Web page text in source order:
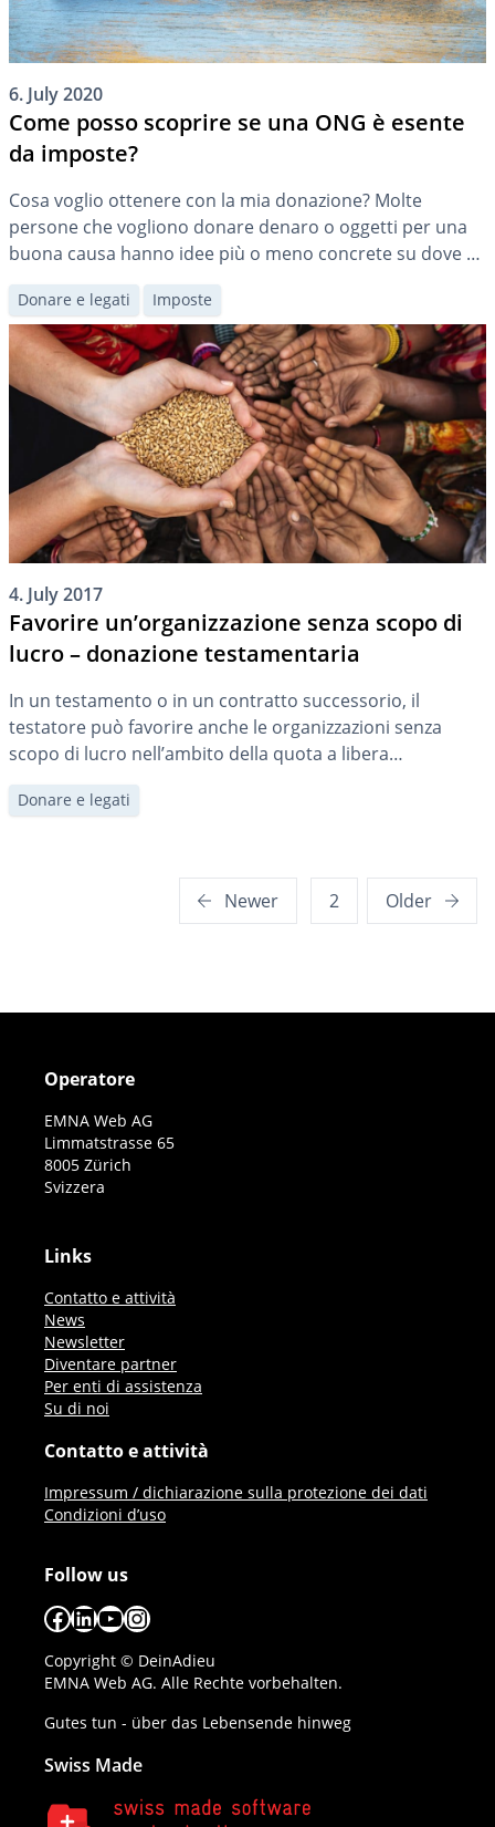
6. July 2020
Come posso scoprire se una ONG è esente
da imposte?
Cosa voglio ottenere con la mia donazione? Molte
persone che vogliono donare denaro o oggetti per una
buona causa hanno idee più o meno concrete su dove e
come le loro donazioni dovrebbero essere utilizzate. Un
utile punto di partenza per gli indecisi può essere quello
di individuare una sorta di «area tematica» e scegliere
[…]
Donare e legati Imposte
4. July 2017
Favorire un’organizzazione senza scopo di
lucro – donazione testamentaria
In un testamento o in un contratto successorio, il
testatore può favorire anche le organizzazioni senza
scopo di lucro nell’ambito della quota a libera
disposizione. Con il legato può dare a un’organizzazione
una parte della successione senza che l’organizzazione
Donare e legati
Newer 2 Older
Operatore
EMNA Web AG
Limmatstrasse 65
8005 Zürich
Svizzera
Links
Contatto e attività
News
Newsletter
Diventare partner
Per enti di assistenza
Su di noi
Contatto e attività
Impressum / dichiarazione sulla protezione dei dati
Condizioni d’uso
Follow us
Facebook
LinkedIn
YouTube
Instagram
Copyright © DeinAdieu
EMNA Web AG. Alle Rechte vorbehalten.
Gutes tun - über das Lebensende hinweg
Swiss Made